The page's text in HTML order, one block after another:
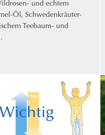
und echtem
Öl, Schwedenkräuter-
Teebaum- und